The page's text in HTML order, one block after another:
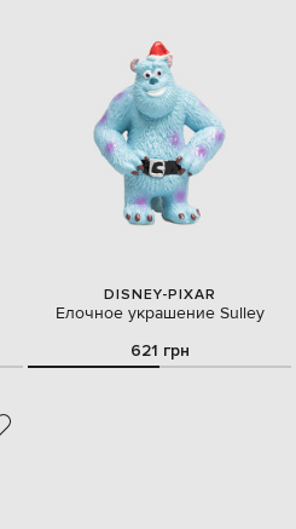
DISNEY-PIXAR
Елочное украшение Sulley
621 грн